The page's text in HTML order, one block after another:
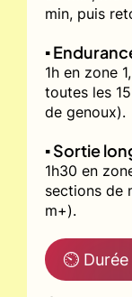
min, puis
▪️
1h en zone
toutes les
de genoux).
▪️ Sortie
1h30 en
sections de
m+).
⏲ Durée